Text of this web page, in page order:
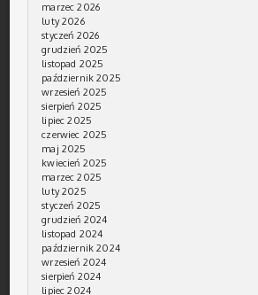
marzec 2026
luty 2026
styczeń 2026
grudzień 2025
listopad 2025
październik 2025
wrzesień 2025
sierpień 2025
lipiec 2025
czerwiec 2025
maj 2025
kwiecień 2025
marzec 2025
luty 2025
styczeń 2025
grudzień 2024
listopad 2024
październik 2024
wrzesień 2024
sierpień 2024
lipiec 2024